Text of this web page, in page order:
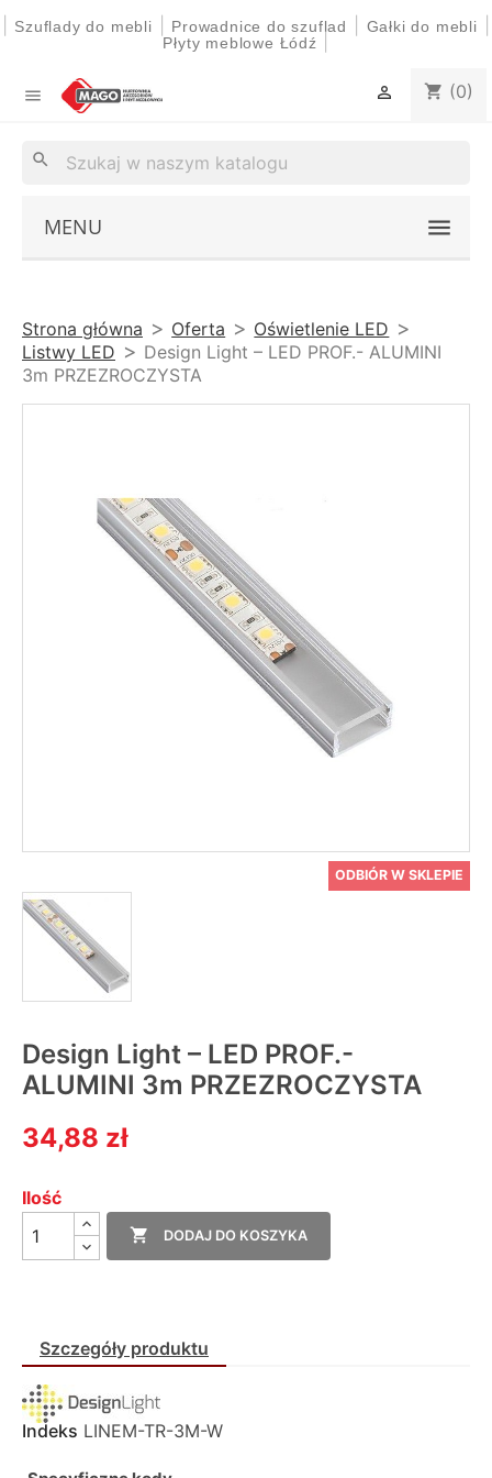
Szuflady do mebli Prowadnice do szuflad Gałki do mebli
Płyty meblowe Łódź
 shopping_cart (0)

search
MENU
Strona główna Oferta
Oświetlenie LED
Listwy LED
Design Light – LED PROF.- ALUMINI
3m PRZEZROCZYSTA
ODBIÓR W SKLEPIE
Design Light – LED PROF.-
ALUMINI 3m PRZEZROCZYSTA
34,88 zł
Ilość
 DODAJ DO KOSZYKA
Szczegóły produktu
Indeks LINEM-TR-3M-W